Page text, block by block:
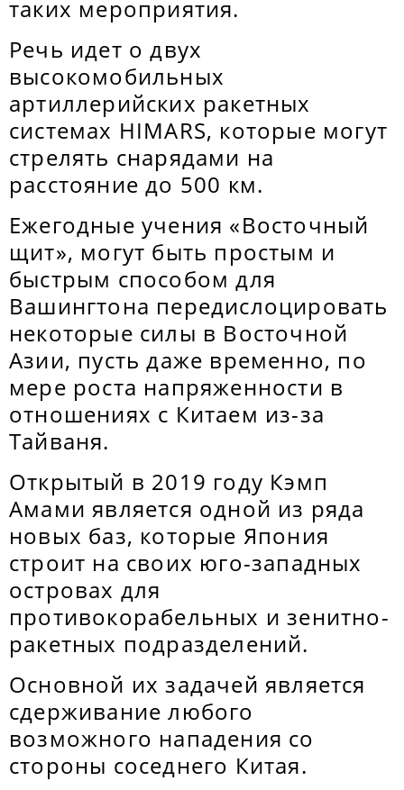
таких мероприятия.
Речь идет о двух
высокомобильных
артиллерийских ракетных
системах HIMARS, которые могут
стрелять снарядами на
расстояние до 500 км.
Ежегодные учения «Восточный
щит», могут быть простым и
быстрым способом для
Вашингтона передислоцировать
некоторые силы в Восточной
Азии, пусть даже временно, по
мере роста напряженности в
отношениях с Китаем из-за
Тайваня.
Открытый в 2019 году Кэмп
Амами является одной из ряда
новых баз, которые Япония
строит на своих юго-западных
островах для
противокорабельных и зенитно-
ракетных подразделений.
Основной их задачей является
сдерживание любого
возможного нападения со
стороны соседнего Китая.